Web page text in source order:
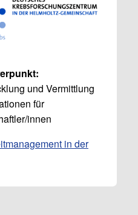
und Vermittlung
für
innen
in der